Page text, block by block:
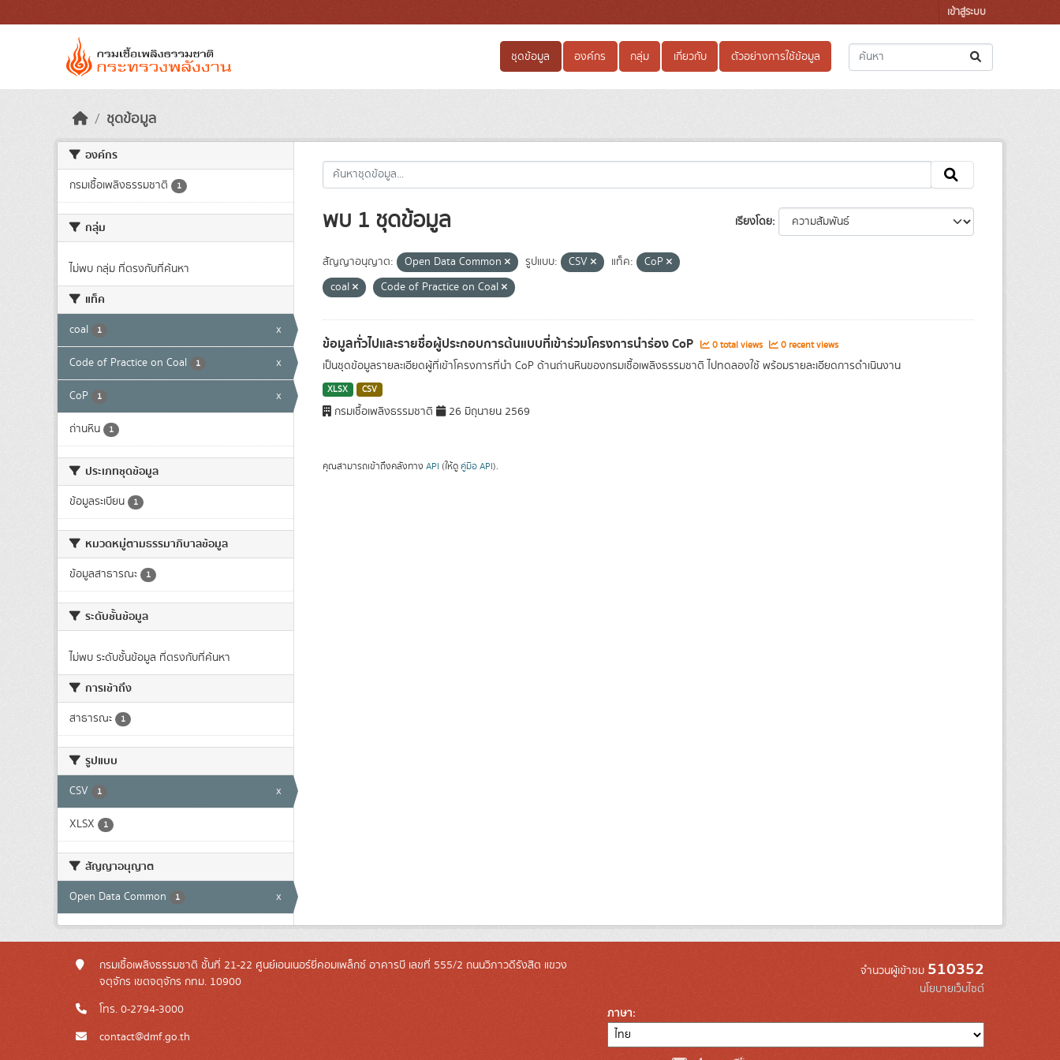
เข้าสู่ระบบ
ชุดข้อมูล องค์กร กลุ่ม เกี่ยวกับ ตัวอย่างการใช้ข้อมูล
ชุดข้อมูล
องค์กร
กรมเชื้อเพลิงธรรมชาติ 1
กลุ่ม
ไม่พบ กลุ่ม ที่ตรงกับที่ค้นหา
แท็ค
coal 1 x
Code of Practice on Coal 1 x
CoP 1 x
ถ่านหิน 1
ประเภทชุดข้อมูล
ข้อมูลระเบียน 1
หมวดหมู่ตามธรรมาภิบาลข้อมูล
ข้อมูลสาธารณะ 1
ระดับชั้นข้อมูล
ไม่พบ ระดับชั้นข้อมูล ที่ตรงกับที่ค้นหา
การเข้าถึง
สาธารณะ 1
รูปแบบ
CSV 1 x
XLSX 1
สัญญาอนุญาต
Open Data Common 1 x
เรียงโดย
พบ 1 ชุดข้อมูล
สัญญาอนุญาต: Open Data Common รูปแบบ: CSV แท็ค:
CoP
coal
Code of Practice on Coal
ข้อมูลทั่วไปและรายชื่อผู้ประกอบการต้นแบบที่เข้าร่วมโครงการนำร่อง CoP 0 total views 0 recent views
เป็นชุดข้อมูลรายละเอียดผู้ที่เข้าโครงการที่นำ CoP ด้านถ่านหินของกรมเชื้อเพลิงธรรมชาติ ไปทดลองใช้ พร้อมรายละเอียดการดำเนินงาน
XLSX CSV
กรมเชื้อเพลิงธรรมชาติ 26 มิถุนายน 2569
คุณสามารถเข้าถึงคลังทาง API (ให้ดู คู่มือ API).
กรมเชื้อเพลิงธรรมชาติ ชั้นที่ 21-22 ศูนย์เอนเนอร์ยี่คอมเพล็กซ์ อาคารบี เลขที่ 555/2 ถนนวิภาวดีรังสิต แขวง
จตุจักร เขตจตุจักร กทม. 10900
โทร. 0-2794-3000
contact@dmf.go.th
จำนวนผู้เข้าชม 510352
นโยบายเว็บไซต์
ภาษา